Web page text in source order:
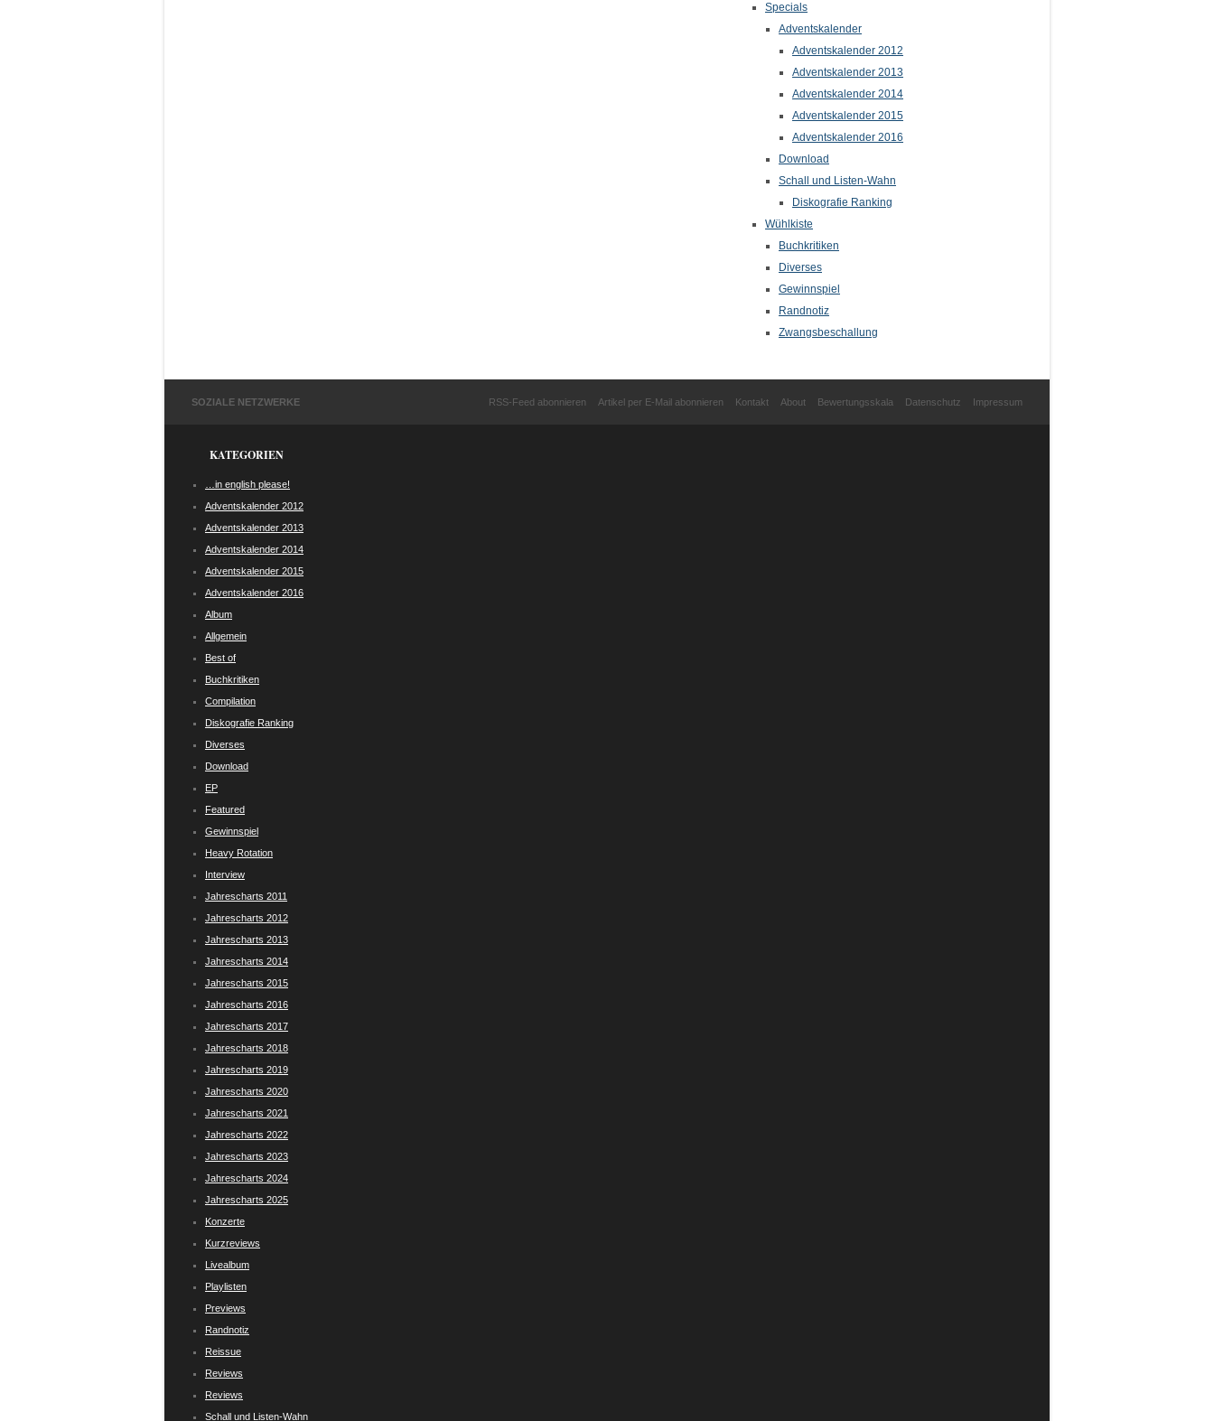
Specials
Adventskalender
Adventskalender 2012
Adventskalender 2013
Adventskalender 2014
Adventskalender 2015
Adventskalender 2016
Download
Schall und Listen-Wahn
Diskografie Ranking
Wühlkiste
Buchkritiken
Diverses
Gewinnspiel
Randnotiz
Zwangsbeschallung
SOZIALE NETZWERKE RSS-Feed abonnieren Artikel per E-Mail abonnieren Kontakt About Bewertungsskala Datenschutz Impressum
KATEGORIEN
…in english please!
Adventskalender 2012
Adventskalender 2013
Adventskalender 2014
Adventskalender 2015
Adventskalender 2016
Album
Allgemein
Best of
Buchkritiken
Compilation
Diskografie Ranking
Diverses
Download
EP
Featured
Gewinnspiel
Heavy Rotation
Interview
Jahrescharts 2011
Jahrescharts 2012
Jahrescharts 2013
Jahrescharts 2014
Jahrescharts 2015
Jahrescharts 2016
Jahrescharts 2017
Jahrescharts 2018
Jahrescharts 2019
Jahrescharts 2020
Jahrescharts 2021
Jahrescharts 2022
Jahrescharts 2023
Jahrescharts 2024
Jahrescharts 2025
Konzerte
Kurzreviews
Livealbum
Playlisten
Previews
Randnotiz
Reissue
Reviews
Reviews
Schall und Listen-Wahn